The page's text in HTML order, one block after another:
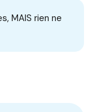
MAIS rien ne